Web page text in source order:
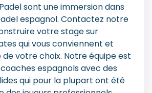
sont une immersion dans
espagnol. Contactez notre
votre stage sur
qui vous conviennent et
de votre choix. Notre équipe est
espagnols avec des
qui pour la plupart ont été